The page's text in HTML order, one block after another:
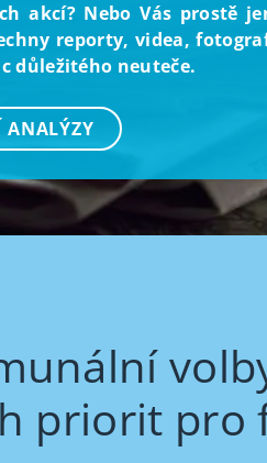
akcí? Nebo Vás prostě
reporty, videa,
důležitého neuteče.
ANALÝZY
priorit pro